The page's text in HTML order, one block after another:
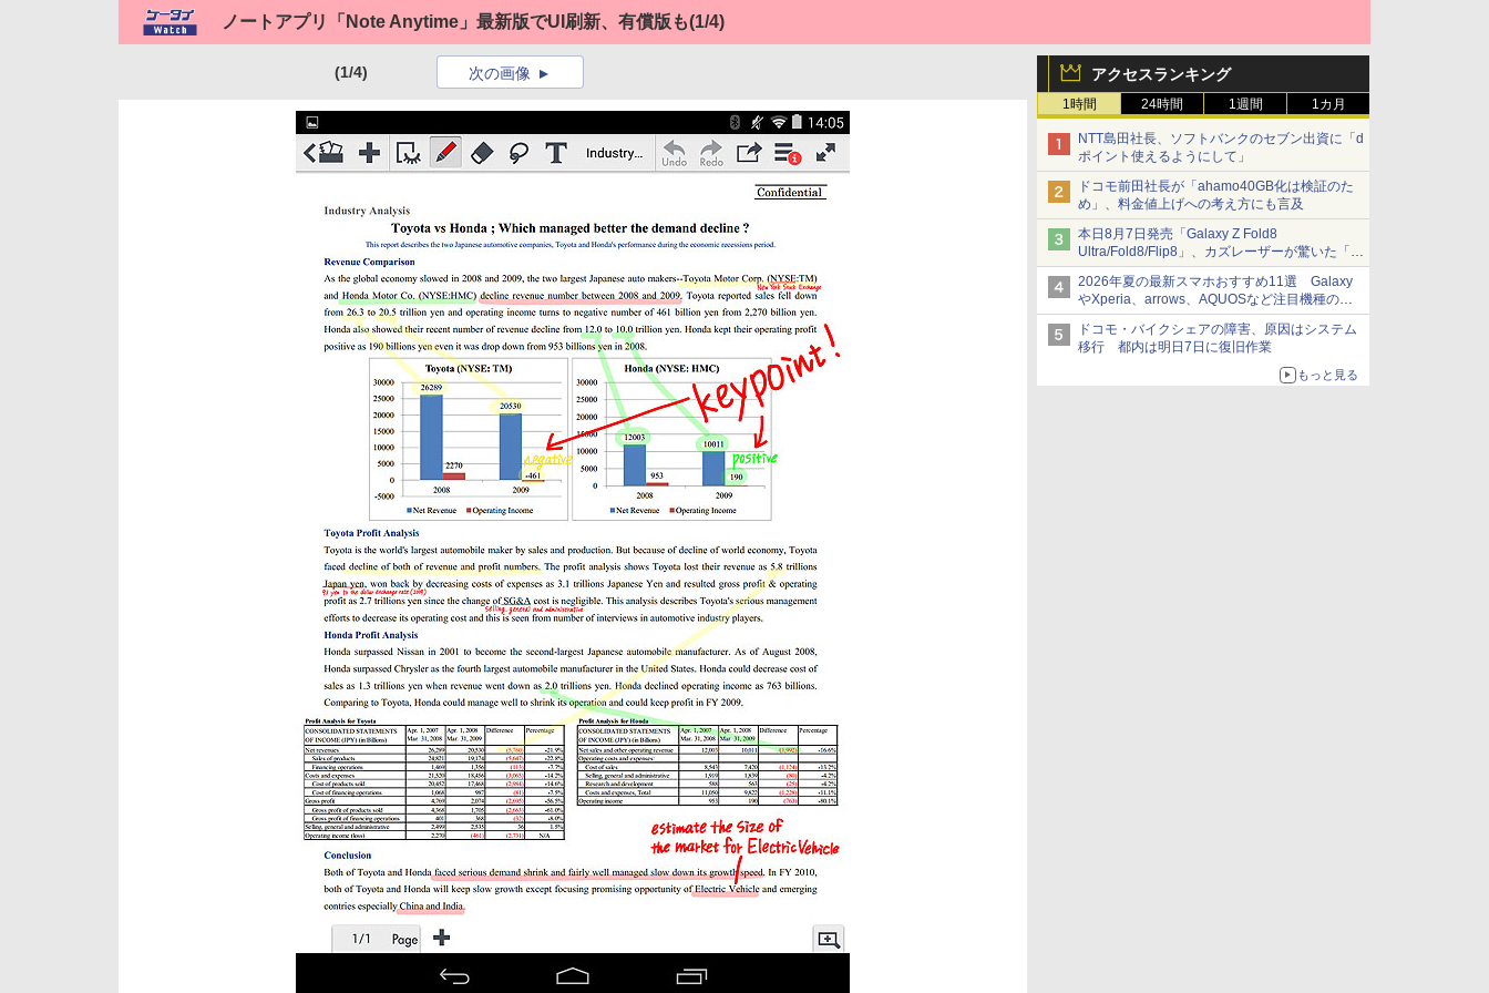
ノートアプリ「Note Anytime」最新版でUI刷新、有償版も(1/4)
アクセスランキング
1時間 24時間 1週間 1カ月
NTT島田社長、ソフトバンクのセブン出資に「d
ポイント使えるようにして」
ドコモ前田社長が「ahamo40GB化は検証のた
め」、料金値上げへの考え方にも言及
本日8月7日発売「Galaxy Z Fold8
Ultra/Fold8/Flip8」、カズレーザーが驚いた「そ
ば屋のメニュー並みの薄さ」
2026年夏の最新スマホおすすめ11選 Galaxy
やXperia、arrows、AQUOSなど注目機種の特
徴は
ドコモ・バイクシェアの障害、原因はシステム
移行 都内は明日7日に復旧作業
もっと見る
(1/4) 次の画像